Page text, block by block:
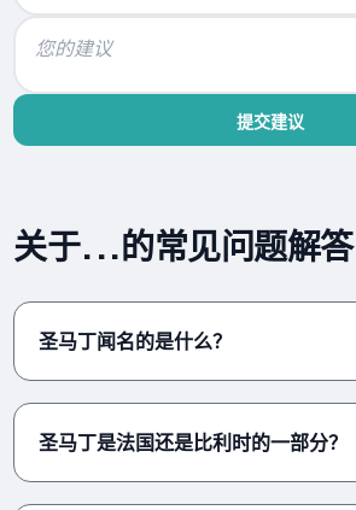
提交建议
关于...的常见问题解
圣马丁闻名的是什么？
圣马丁是法国还是比利时的一部分？